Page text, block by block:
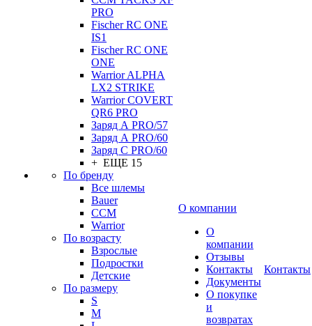
PRO
Fischer RC ONE
IS1
Fischer RC ONE
ONE
Warrior ALPHA
LX2 STRIKE
Warrior COVERT
QR6 PRO
Заряд А PRO/57
Заряд А PRO/60
Заряд С PRO/60
+ ЕЩЕ 15
По бренду
Все шлемы
Bauer
CCM
Warrior
По возрасту
Взрослые
Подростки
Детские
По размеру
S
M
О компании
О
компании
Отзывы
Контакты
Документы
О покупке
и
возвратах
Контакты